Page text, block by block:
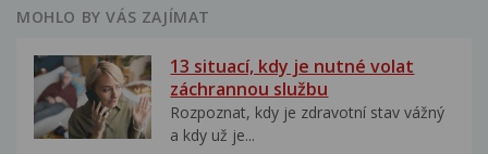
MOHLO BY VÁS ZAJÍMAT
13 situací, kdy je nutné volat
záchrannou službu
Rozpoznat, kdy je zdravotní stav vážný
a kdy už je...